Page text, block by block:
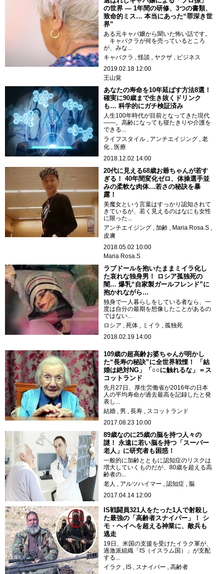
の世界 ― 1年間の研修、3つの書類、
致命的ミス… 本当にあった“罪深き世
界”
ある元キャバ嬢から聞いた怖い話です。
キャバクラが何を売っているところ
が、みな...
キャバクラ
怪談 ヤクザ
ビジネス
2019.02.18 12:00
王山覚
あなたの寿命を10年延ばす方法8選！
確実に90歳まで生き抜くドリンク
も… 科学的にガチ検証済み
人生100年時代が目前となってきた現代
――。高齢になっても寝たきりや介護を
できる...
ライフスタイル
アンチエイジング
老
化
医療
2018.12.02 14:00
20代に見える68歳お爺ちゃんが若す
ぎる！ 40年間変化ゼロ、体操選手並
みの柔軟な肉体…若さの秘訣を暴
露！
美魔女という言葉はすっかり認知されて
きているが、若く見えるのはなにも女性
に限った...
アンチエイジング
加齢
Maria Rosa.S
皮膚
2018.05.02 10:00
Maria Rosa.S
ラブドールを抱いたままミイラ化し
た哀れな独身男！ ロシア孤独死の
闇… 爆乳“自家製ガールフレンド”に
抱かれながら…
独身で一人暮らしをしている者なら、一
度は自分の最期を想像したことがあるの
ではない...
ロシア
死体 ミイラ
孤独死
2018.02.19 14:00
109歳の超高齢お婆ちゃんが明かし
た“長寿の秘訣”に全世界戦慄！ 「結
婚は絶対NG」「○○に触れるな」＝ス
コットランド
先月27日、厚生労働省が2016年の日本
人の平均寿命が過去最高を記録したと発
表し...
結婚
男 長寿
スコットランド
2017.08.23 10:00
89歳なのに25歳の脳を持つ人々の
謎！ 永遠に若い脳を持つ「スーパー
老人」に研究者も困惑！
一般的に加齢とともに認知症のリスクは
増大していくものだが、80歳を超える高
齢者の...
老人
アルツハイマー 認知症
脳
2017.04.14 12:00
IS戦闘員321人をたった1人で射殺し
た最強の「高齢者スナイパー」！ シ
モ・ヘイヘを超える神業に、敵兵も
逃走
19日、米国の支援を受けたイラク軍が、
過激派組織「IS（イスラム国）」が支配
する...
イラク
IS スナイパー
高齢者